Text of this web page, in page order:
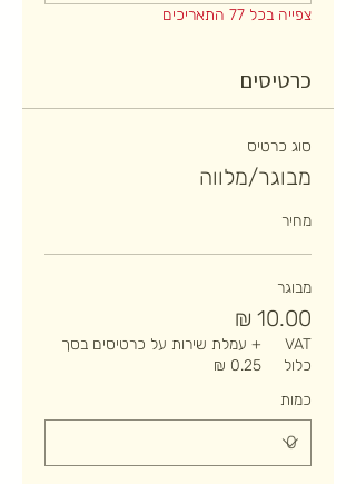
צפייה בכל 77 התאריכים
כרטיסים
סוג כרטיס
מבוגר/מלווה
מחיר
מבוגר
VAT
כלול
+ עמלת שירות על כרטיסים בסך
‏0.25 ‏₪
כמות